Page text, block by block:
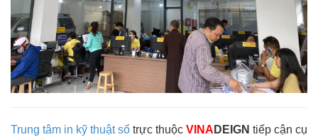
Trung tâm in kỹ thuật số trực thuộc VINA DEIGN tiếp cận cụ